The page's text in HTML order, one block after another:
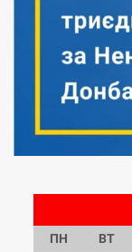
ПН ВТ